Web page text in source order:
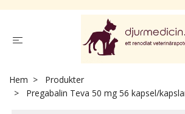
Hem
Produkter
Pregabalin Teva 50 mg 56 kapsel/